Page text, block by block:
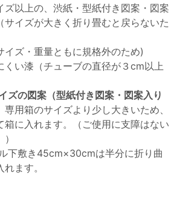
ズ以上の、渋紙・型紙付き図案・図案
サイズが大きく折り畳むと戻らないた
イズ・重量ともに規格外のため)
くい漆（チューブの直径が３cm以上
ズの図案（型紙付き図案・図案入り
専用箱のサイズより少し大きいため、
箱に入れます。（ご使用に支障はない
下敷き45cm×30cmは半分に折り曲
ます。